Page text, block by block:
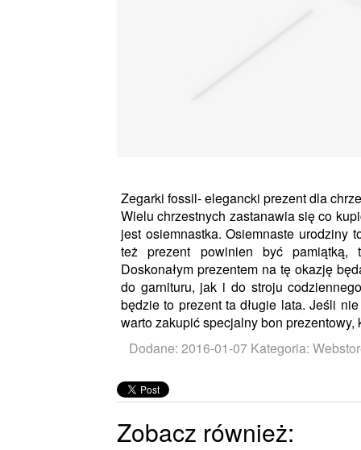
Zegarki fossil- elegancki prezent dla
Wielu chrzestnych zastanawia się co
jest osiemnastka. Osiemnaste urodziny
też prezent powinien być pamiątką,
Doskonałym prezentem na tę okazję
do garnituru, jak i do stroju
będzie to prezent ta długie lata. Jeśli
warto zakupić specjalny bon
Dodane: 2016-01-07 Kategoria:
Zobacz również: